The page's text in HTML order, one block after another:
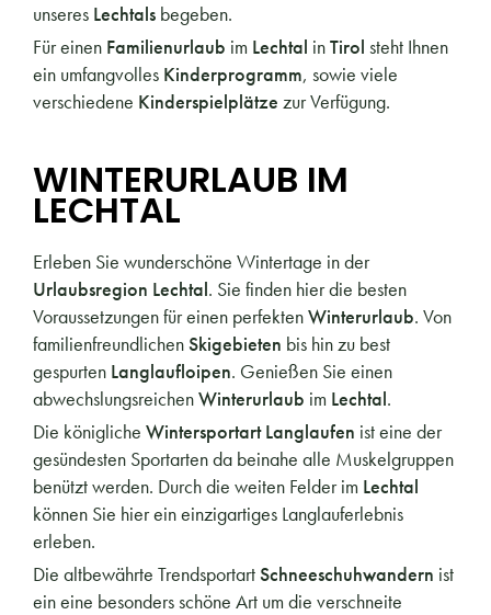
unseres Lechtals begeben.
Für einen Familienurlaub im Lechtal inTirol steht Ihnen
ein umfangvolles Kinderprogramm, sowie viele
verschiedene Kinderspielplätze zur Verfügung.
WINTERURLAUB IM
LECHTAL
Erleben Sie wunderschöne Wintertage in der
Urlaubsregion Lechtal. Sie finden hier die besten
Voraussetzungen für einen perfektenWinterurlaub. Von
familienfreundlichenSkigebieten bis hin zu best
gespurten Langlaufloipen. Genießen Sie einen
abwechslungsreichenWinterurlaub im Lechtal.
Die königliche Wintersportart Langlaufen ist eine der
gesündesten Sportarten da beinahe alle Muskelgruppen
benützt werden. Durch die weiten Felder im Lechtal
können Sie hier ein einzigartiges Langlauferlebnis
erleben.
Die altbewährte TrendsportartSchneeschuhwandern ist
ein eine besonders schöne Art um die verschneite